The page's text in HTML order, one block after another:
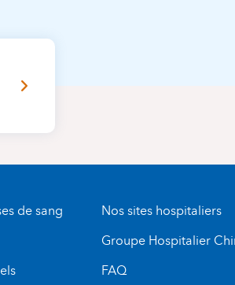
de sang
Nos sites hospitaliers
Groupe Hospitalier
FAQ